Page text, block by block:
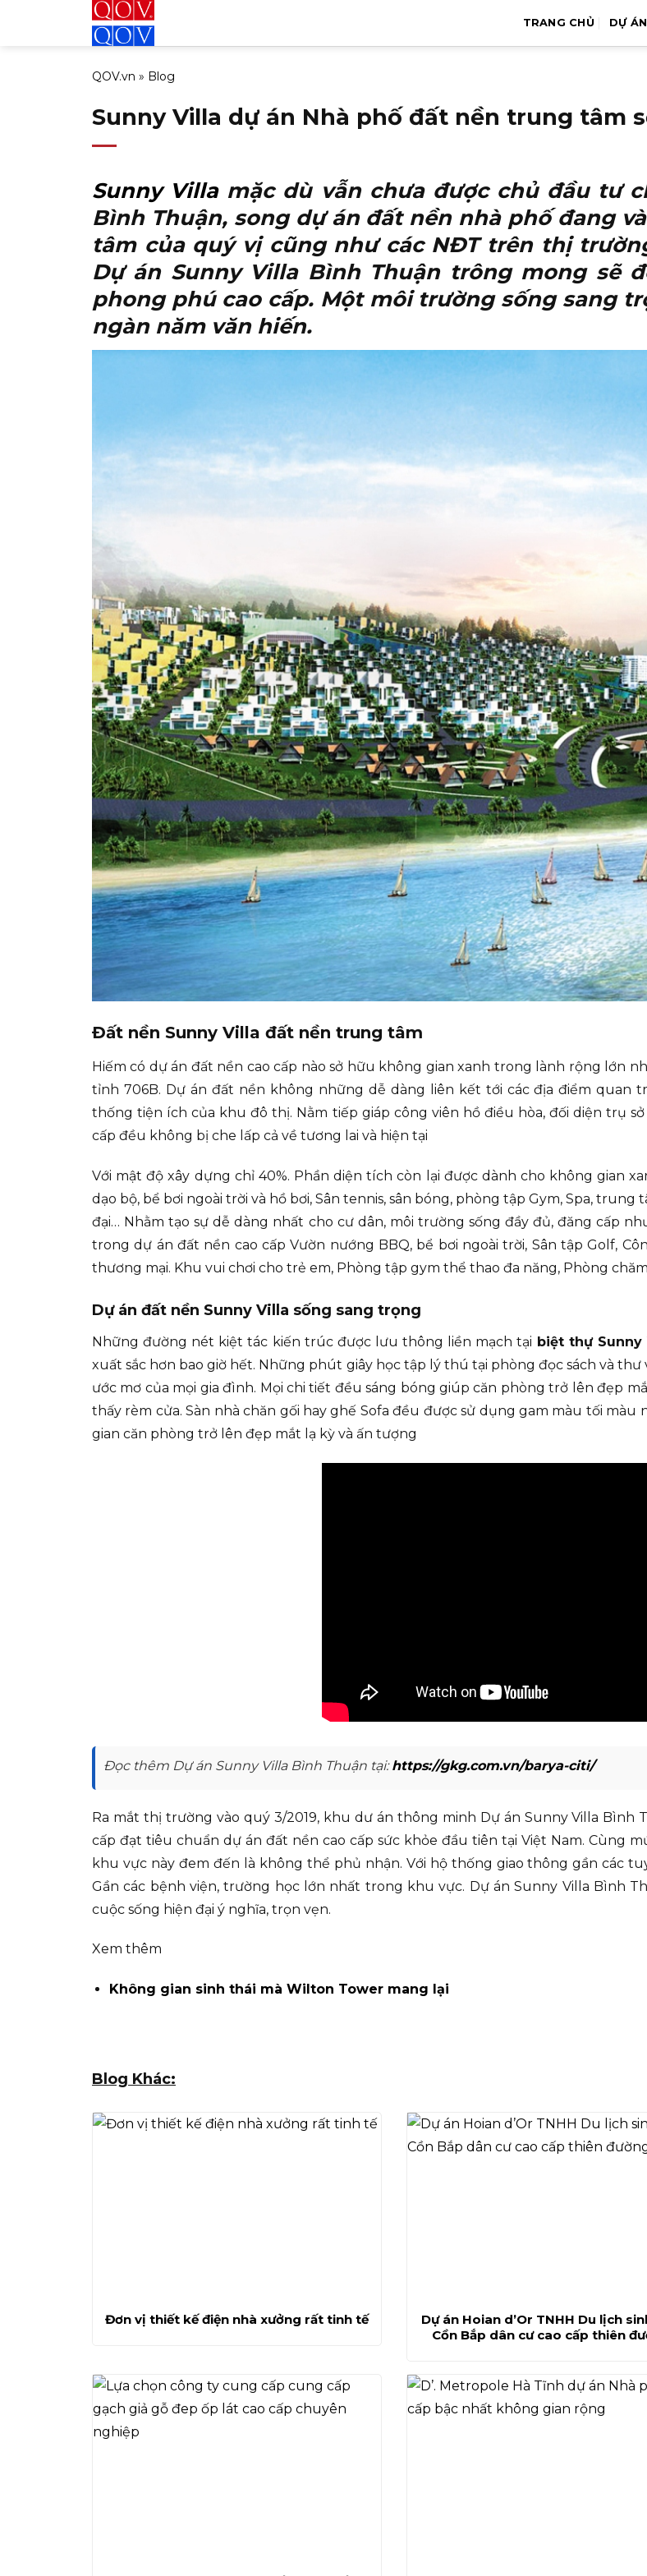
TRANG CHỦ DỰ ÁN
QOV.vn » Blog
Sunny Villa dự án Nhà phố đất nền trung tâm
Sunny Villamặc dù vẫn chưa được chủ đầu tư
Bình Thuận, song dự án đất nền nhà phố đang
tâm của quý vị cũng như các NĐT trên thị
Dự án Sunny Villa Bình Thuận trông mong sẽ
phong phú cao cấp. Một môi trường sống sang
ngàn năm văn hiến.
Đất nền Sunny Villa đất nền trung tâm
Hiếm có dự án đất nền cao cấp nào sở hữu không gian xanh trong lành rộng lớn
tỉnh 706B. Dự án đất nền không những dễ dàng liên kết tới các địa điểm quan
thống tiện ích của khu đô thị. Nằm tiếp giáp công viên hồ điều hòa, đối diện trụ
cấp đều không bị che lấp cả về tương lai và hiện tại
Với mật độ xây dựng chỉ 40%. Phần diện tích còn lại được dành cho không gian
dạo bộ, bể bơi ngoài trời và hồ bơi, Sân tennis, sân bóng, phòng tập Gym, Spa,
đại… Nhằm tạo sự dễ dàng nhất cho cư dân, môi trường sống đầy đủ, đăng cấp
trong dự án đất nền cao cấp Vườn nướng BBQ, bể bơi ngoài trời, Sân tập Golf,
thương mại. Khu vui chơi cho trẻ em, Phòng tập gym thể thao đa năng, Phòng
Dự án đất nền Sunny Villa sống sang trọng
Những đường nét kiệt tác kiến trúc được lưu thông liền mạch tại biệt thự Sunny
xuất sắc hơn bao giờ hết. Những phút giây học tập lý thú tại phòng đọc sách và thư
ước mơ của mọi gia đình. Mọi chi tiết đều sáng bóng giúp căn phòng trở lên đẹp
thấy rèm cửa. Sàn nhà chăn gối hay ghế Sofa đều được sử dụng gam màu tối
gian căn phòng trở lên đẹp mắt lạ kỳ và ấn tượng
Đọc thêm Dự án Sunny Villa Bình Thuận tại:https://gkg.com.vn/barya-citi/
Ra mắt thị trường vào quý 3/2019, khu dư án thông minh Dự án Sunny Villa Bình
cấp đạt tiêu chuẩn dự án đất nền cao cấp sức khỏe đầu tiên tại Việt Nam. Cùng
khu vực này đem đến là không thể phủ nhận. Với hộ thống giao thông gần các
Gần các bệnh viện, trường học lớn nhất trong khu vực. Dự án Sunny Villa Bình
cuộc sống hiện đại ý nghĩa, trọn vẹn.
Xem thêm
Không gian sinh thái mà Wilton Tower mang lại
Blog Khác:
Đơn vị thiết kế điện nhà xưởng rất tinh tế
Dự án Hoian d’Or TNHH Du lịch
Cồn Bắp dân cư cao cấp thiên